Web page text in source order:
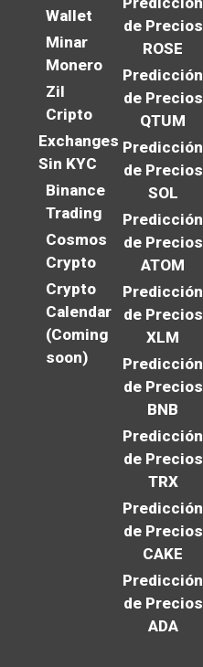
Wallet
Minar
Monero
Zil
Cripto
Exchanges
Sin KYC
Binance
Trading
Cosmos
Crypto
Crypto
Calendar
(Coming
soon)
de Precios
ROSE
Predicción
de Precios
QTUM
Predicción
de Precios
SOL
Predicción
de Precios
ATOM
Predicción
de Precios
XLM
Predicción
de Precios
BNB
Predicción
de Precios
TRX
Predicción
de Precios
CAKE
Predicción
de Precios
ADA